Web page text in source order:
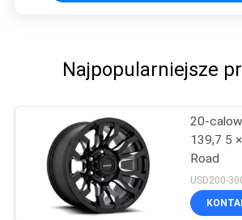
Najpopularniejsze
20-
139,7 5
Road
USD200-